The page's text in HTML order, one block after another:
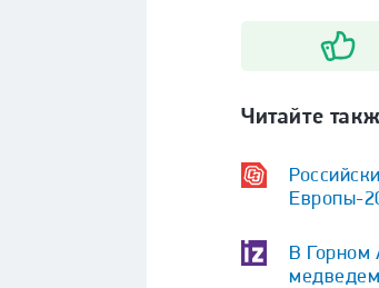
Читайте
Европы-
В Горном
медведем